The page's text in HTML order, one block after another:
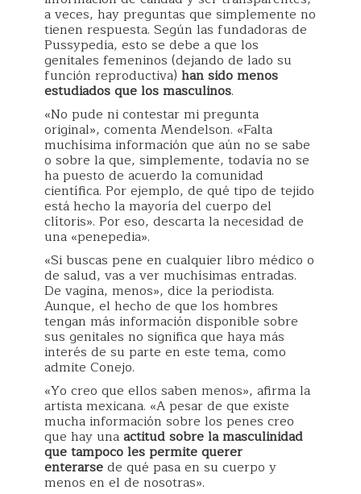
a veces, hay preguntas que simplemente no
tienen respuesta. Según las fundadoras de
Pussypedia, esto se debe a que los
genitales femeninos (dejando de lado su
función reproductiva) han sido menos
estudiados que los masculinos.
«No pude ni contestar mi pregunta
original», comenta Mendelson. «Falta
muchísima información que aún no se sabe
o sobre la que, simplemente, todavía no se
ha puesto de acuerdo la comunidad
científica. Por ejemplo, de qué tipo de tejido
está hecho la mayoría del cuerpo del
clítoris». Por eso, descarta la necesidad de
una «penepedia».
«Si buscas pene en cualquier libro médico o
de salud, vas a ver muchísimas entradas.
De vagina, menos», dice la periodista.
Aunque, el hecho de que los hombres
tengan más información disponible sobre
sus genitales no significa que haya más
interés de su parte en este tema, como
admite Conejo.
«Yo creo que ellos saben menos», afirma la
artista mexicana. «A pesar de que existe
mucha información sobre los penes creo
que hay unaactitud sobre la masculinidad
que tampoco les permite querer
enterarsede qué pasa en su cuerpo y
menos en el de nosotras».